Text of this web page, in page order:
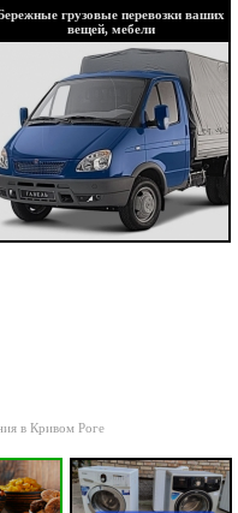
грузовые перевозки ваших
вещей, мебели
в Кривом Роге